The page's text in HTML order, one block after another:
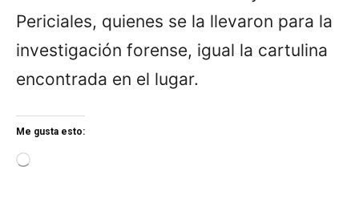
Periciales, quienes se la llevaron para la
investigación forense, igual la cartulina
encontrada en el lugar.
Me gusta esto: